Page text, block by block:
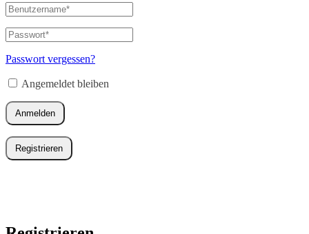
Benutzername
oder
E-
Mail-
Adresse*
Passwort*
Erforderlich
Passwort vergessen?
Angemeldet bleiben
Anmelden
Registrieren